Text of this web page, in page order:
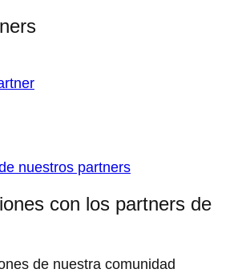
nuestros partners
con los partners de
de nuestra comunidad